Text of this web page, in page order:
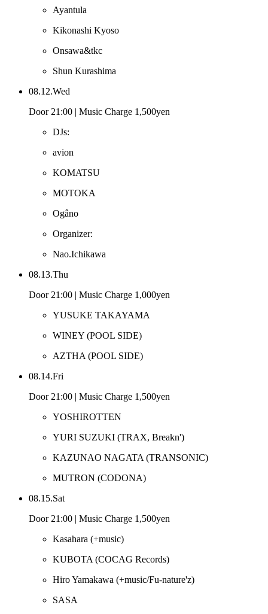
Ayantula
Kikonashi Kyoso
Onsawa&tkc
Shun Kurashima
08.12.Wed
Door 21:00 | Music Charge 1,500yen
DJs:
avion
KOMATSU
MOTOKA
Ogâno
Organizer:
Nao.Ichikawa
08.13.Thu
Door 21:00 | Music Charge 1,000yen
YUSUKE TAKAYAMA
WINEY (POOL SIDE)
AZTHA (POOL SIDE)
08.14.Fri
Door 21:00 | Music Charge 1,500yen
YOSHIROTTEN
YURI SUZUKI (TRAX, Breakn')
KAZUNAO NAGATA (TRANSONIC)
MUTRON (CODONA)
08.15.Sat
Door 21:00 | Music Charge 1,500yen
Kasahara (+music)
KUBOTA (COCAG Records)
Hiro Yamakawa (+music/Fu-nature'z)
SASA